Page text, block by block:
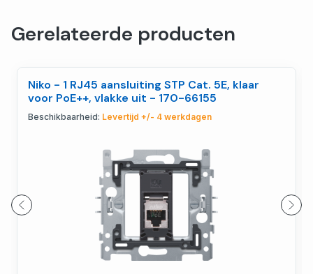
Gerelateerde producten
Niko - 1 RJ45 aansluiting STP Cat. 5E, klaar
voor PoE++, vlakke uit - 170-66155
Beschikbaarheid: Levertijd +/- 4 werkdagen